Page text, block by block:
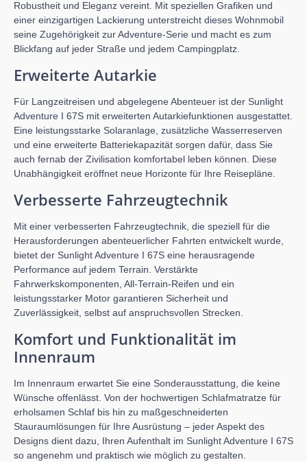
Robustheit und Eleganz vereint. Mit speziellen Grafiken und
einer einzigartigen Lackierung unterstreicht dieses Wohnmobil
seine Zugehörigkeit zur Adventure-Serie und macht es zum
Blickfang auf jeder Straße und jedem Campingplatz.
Erweiterte Autarkie
Für Langzeitreisen und abgelegene Abenteuer ist der Sunlight
Adventure I 67S mit erweiterten Autarkiefunktionen ausgestattet.
Eine leistungsstarke Solaranlage, zusätzliche Wasserreserven
und eine erweiterte Batteriekapazität sorgen dafür, dass Sie
auch fernab der Zivilisation komfortabel leben können. Diese
Unabhängigkeit eröffnet neue Horizonte für Ihre Reisepläne.
Verbesserte Fahrzeugtechnik
Mit einer verbesserten Fahrzeugtechnik, die speziell für die
Herausforderungen abenteuerlicher Fahrten entwickelt wurde,
bietet der Sunlight Adventure I 67S eine herausragende
Performance auf jedem Terrain. Verstärkte
Fahrwerkskomponenten, All-Terrain-Reifen und ein
leistungsstarker Motor garantieren Sicherheit und
Zuverlässigkeit, selbst auf anspruchsvollen Strecken.
Komfort und Funktionalität im
Innenraum
Im Innenraum erwartet Sie eine Sonderausstattung, die keine
Wünsche offenlässt. Von der hochwertigen Schlafmatratze für
erholsamen Schlaf bis hin zu maßgeschneiderten
Stauraumlösungen für Ihre Ausrüstung – jeder Aspekt des
Designs dient dazu, Ihren Aufenthalt im Sunlight Adventure I 67S
so angenehm und praktisch wie möglich zu gestalten.